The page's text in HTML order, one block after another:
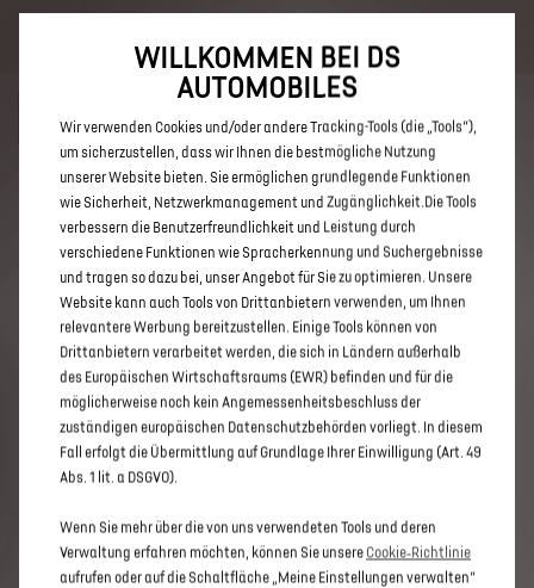
Hybride. Mehr erfahren >>
ENTDECKEN SIE ALLE ANGEBOTE
IN LÜBECK
WILLKOMMEN BEI DS
AUTOMOBILES
Wir verwenden Cookies und/oder andere Tracking-Tools (die „Tools“),
um sicherzustellen, dass wir Ihnen die bestmögliche Nutzung
unserer Website bieten. Sie ermöglichen grundlegende Funktionen
wie Sicherheit, Netzwerkmanagement und Zugänglichkeit.Die Tools
verbessern die Benutzerfreundlichkeit und Leistung durch
verschiedene Funktionen wie Spracherkennung und Suchergebnisse
und tragen so dazu bei, unser Angebot für Sie zu optimieren. Unsere
Website kann auch Tools von Drittanbietern verwenden, um Ihnen
relevantere Werbung bereitzustellen. Einige Tools können von
Drittanbietern verarbeitet werden, die sich in Ländern außerhalb
des Europäischen Wirtschaftsraums (EWR) befinden und für die
möglicherweise noch kein Angemessenheitsbeschluss der
zuständigen europäischen Datenschutzbehörden vorliegt. In diesem
Fall erfolgt die Übermittlung auf Grundlage Ihrer Einwilligung (Art. 49
Abs. 1 lit. a DSGVO).
Wenn Sie mehr über die von uns verwendeten Tools und deren
Verwaltung erfahren möchten, können Sie unsere Cookie‑Richtlinie
aufrufen oder auf die Schaltfläche „Meine Einstellungen verwalten“